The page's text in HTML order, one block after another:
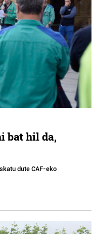
bat hil da,
dute CAF-eko